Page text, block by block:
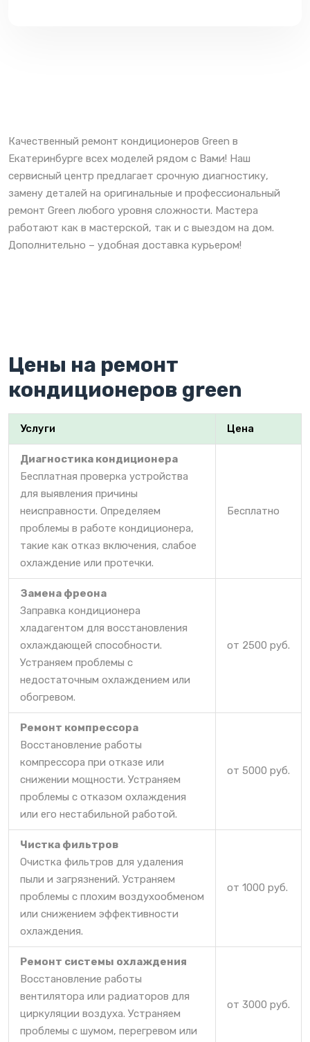
Качественный ремонт кондиционеров Green в
Екатеринбурге всех моделей рядом с Вами! Наш
сервисный центр предлагает срочную диагностику,
замену деталей на оригинальные и профессиональный
ремонт Green любого уровня сложности. Мастера
работают как в мастерской, так и с выездом на дом.
Дополнительно – удобная доставка курьером!
Цены на ремонт
кондиционеров green
Услуги Цена
Диагностика кондиционера
Бесплатная проверка устройства
для выявления причины
неисправности. Определяем
проблемы в работе кондиционера,
такие как отказ включения, слабое
охлаждение или протечки.
Бесплатно
Замена фреона
Заправка кондиционера
хладагентом для восстановления
охлаждающей способности.
Устраняем проблемы с
недостаточным охлаждением или
обогревом.
от 2500 руб.
Ремонт компрессора
Восстановление работы
компрессора при отказе или
снижении мощности. Устраняем
проблемы с отказом охлаждения
или его нестабильной работой.
от 5000 руб.
Чистка фильтров
Очистка фильтров для удаления
пыли и загрязнений. Устраняем
проблемы с плохим воздухообменом
или снижением эффективности
охлаждения.
от 1000 руб.
Ремонт системы охлаждения
Восстановление работы
вентилятора или радиаторов для
циркуляции воздуха. Устраняем
проблемы с шумом, перегревом или
от 3000 руб.